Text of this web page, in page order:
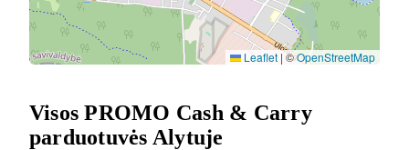
Leaflet |©OpenStreetMap
Visos PROMO Cash & Carry
parduotuvės Alytuje